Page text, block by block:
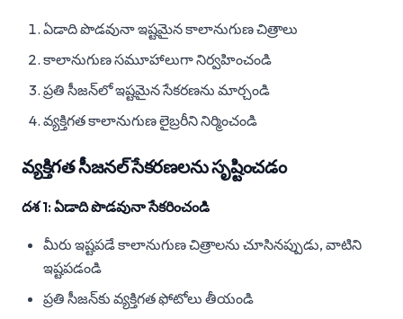
ఏడాది పొడవునా ఇష్టమైన కాలానుగుణ చిత్రాలు
కాలానుగుణ సమూహాలుగా నిర్వహించండి
ప్రతి సీజన్‌లో ఇష్టమైన సేకరణను మార్చండి
వ్యక్తిగత కాలానుగుణ లైబ్రరీని నిర్మించండి
వ్యక్తిగత సీజనల్ సేకరణలను సృష్టించడం
దశ 1: ఏడాది పొడవునా సేకరించండి
మీరు ఇష్టపడే కాలానుగుణ చిత్రాలను చూసినప్పుడు, వాటిని
ఇష్టపడండి
ప్రతి సీజన్‌కు వ్యక్తిగత ఫోటోలు తీయండి